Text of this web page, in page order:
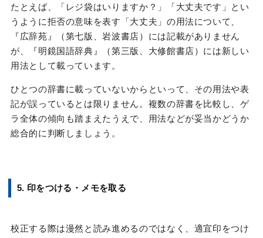
たとえば、「レジ袋はいりますか？」「大丈夫です」とい
うように拒否の意味を表す「大丈夫」の用法について、
『広辞苑』（第七版、岩波書店）には記載がありません
が、『明鏡国語辞典』（第三版、大修館書店）には新しい
用法として載っています。
ひとつの辞書に載っていないからといって、その用法や表
記が誤っているとは限りません。複数の辞書を比較し、ゲ
ラ全体の傾向も踏まえたうえで、用法などが妥当かどうか
総合的に判断しましょう。
5. 印をつける・メモを取る
校正する際は漫然と読み進めるのではなく、適宜印をつけ